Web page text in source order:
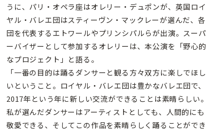
うに、パリ・オペラ座はオレリー・デュポンが、英国ロイ
ヤル・バレエ団はスティーヴン・マックレーが選んだ、各
団を代表するエトワールやプリンシパルらが出演。スーパ
ーバイザーとして参加するオレリーは、本公演を「野心的
なプロジェクト」と語る。
「一番の目的は踊るダンサーと観る方々双方に楽しでほし
いということ。ロイヤル・バレエ団は豊かなバレエ団で、
2017年という年に新しい交流ができることは素晴らしい。
私が選んだダンサーはアーティストとしても、人間的にも
敬愛できる、そしてこの作品を素晴らしく踊ることができ